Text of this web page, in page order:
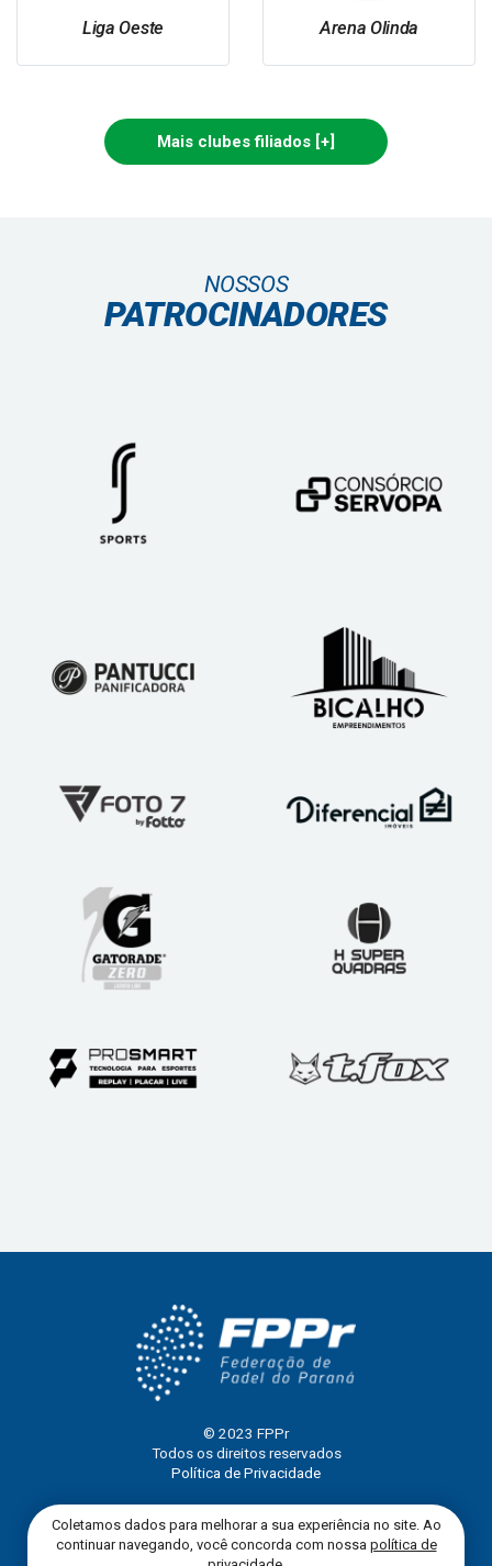
Liga Oeste Arena Olinda
Mais clubes filiados [+]
NOSSOS
PATROCINADORES
Coletamos dados para melhorar a sua experiência no site. Ao
continuar navegando, você concorda com nossa política de
© 2023 FPPr
Todos os direitos reservados
Política de Privacidade